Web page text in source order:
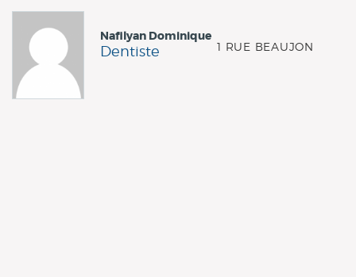
Nafilyan Dominique
Dentiste 1 RUE BEAUJON